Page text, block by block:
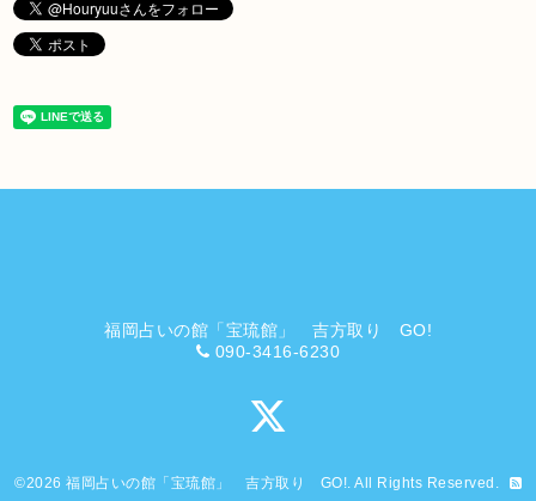
福岡占いの館「宝琉館」 吉方取り GO!
090-3416-6230
©2026 福岡占いの館「宝琉館」 吉方取り GO! . All Rights Reserved.